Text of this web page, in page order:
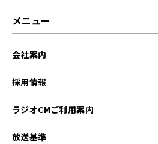
メニュー
会社案内
採用情報
ラジオCMご利用案内
放送基準